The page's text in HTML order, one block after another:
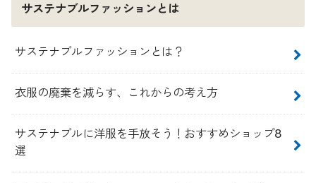
サステナブルファッションとは
サステナブルファッションとは？
衣服の廃棄を減らす、これからの考え方
サステナブルに洋服を手放そう！おすすめショップ8
選